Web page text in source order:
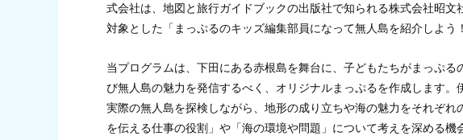
式会社は、地図と旅行ガイドブックの出版社で知られる株式会社昭
対象とした「まっぷるのキッズ編集部員になって無人島を紹介しよう
当プログラムは、下田にある赤根島を舞台に、子どもたちがまっぷる
び無人島の魅力を発信するべく、オリジナルまっぷるを作成します。
実際の無人島を探検しながら、地形の成り立ちや海の魅力をそれぞれ
を伝える仕事の役割」や「海の環境や問題」について考えを深める機